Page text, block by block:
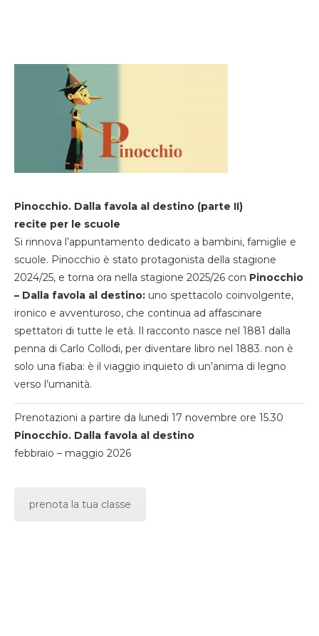
Pinocchio. Dalla favola al destino (parte II)
recite per le scuole
Si rinnova l’appuntamento dedicato a bambini, famiglie e
scuole. Pinocchio è stato protagonista della stagione
2024/25, e torna ora nella stagione 2025/26 con Pinocchio
– Dalla favola al destino: uno spettacolo coinvolgente,
ironico e avventuroso, che continua ad affascinare
spettatori di tutte le età. Il racconto nasce nel 1881 dalla
penna di Carlo Collodi, per diventare libro nel 1883. non è
solo una fiaba: è il viaggio inquieto di un’anima di legno
verso l’umanità.
Prenotazioni a partire da lunedi 17 novembre ore 15.30
Pinocchio. Dalla favola al destino
febbraio – maggio 2026
prenota la tua classe